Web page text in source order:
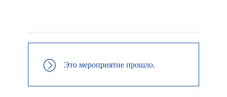
Это мероприятие прошло.